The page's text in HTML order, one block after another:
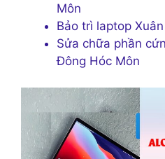
Môn
Bảo trì laptop
Sửa chữa phần
Đông Hóc Môn